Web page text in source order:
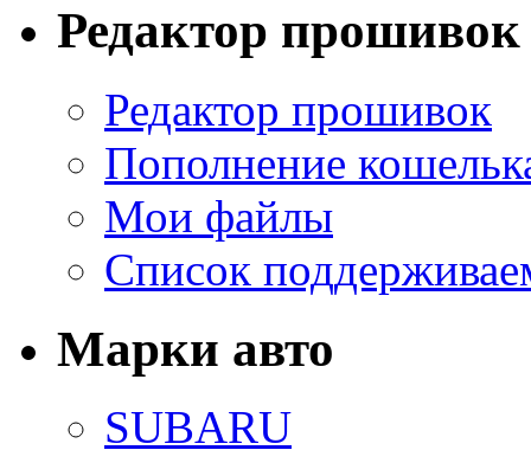
Редактор прошивок
Редактор прошивок
Пополнение
Мои файлы
Список
Марки авто
SUBARU